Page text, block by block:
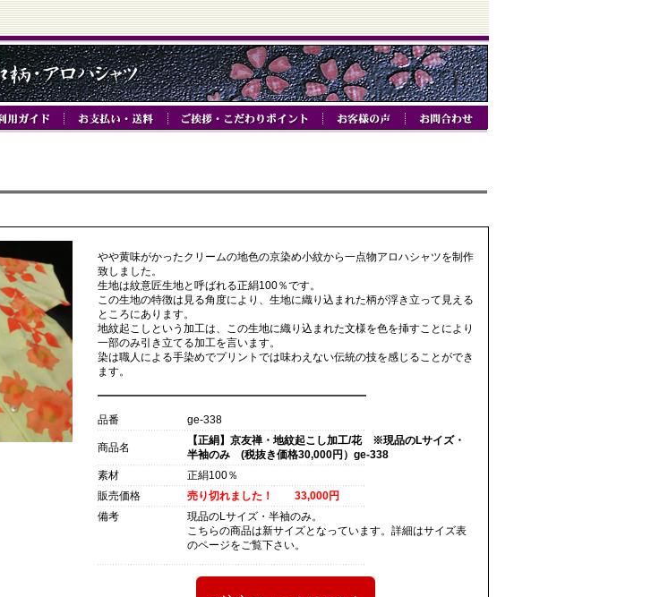
やや黄味がかったクリームの地色の京染め小紋から一点物アロハシャツを制作
致しました。
生地は紋意匠生地と呼ばれる正絹100％です。
この生地の特徴は見る角度により、生地に織り込まれた柄が浮き立って見える
ところにあります。
地紋起こしという加工は、この生地に織り込まれた文様を色を挿すことにより
一部のみ引き立てる加工を言います。
染は職人による手染めでプリントでは味わえない伝統の技を感じることができ
ます。
品番 ge-338
商品名
【正絹】京友禅・地紋起こし加工/花 ※現品のLサイズ・
半袖のみ (税抜き価格30,000円）ge-338
素材
正絹100％
販売価格
売り切れました！ 33,000円
備考
現品のLサイズ・半袖のみ。
こちらの商品は新サイズとなっています。詳細はサイズ表
のページをご覧下さい。